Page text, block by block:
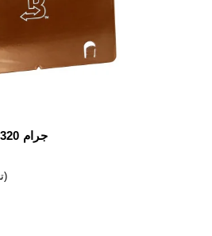
Xikar حامل حزم Boveda 320 جرام
(2 تصنيفات)